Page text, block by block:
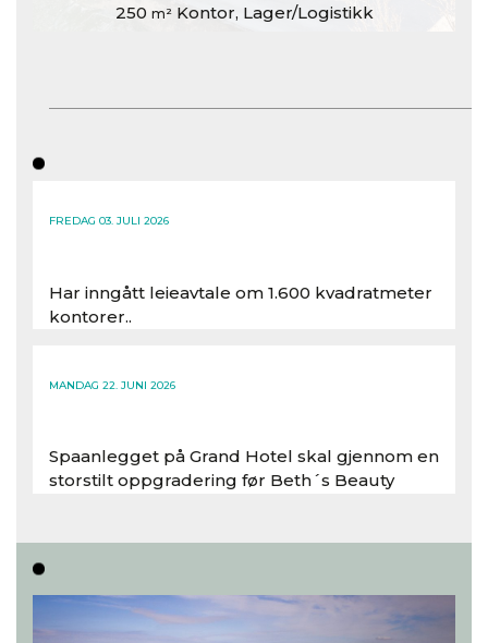
250 m²Kontor, Lager/Logistikk
FREDAG 03. JULI 2026
Har inngått leieavtale om 1.600 kvadratmeter
kontorer..
MANDAG 22. JUNI 2026
Spaanlegget på Grand Hotel skal gjennom en
storstilt oppgradering før Beth´s Beauty
Les hele artikkelen